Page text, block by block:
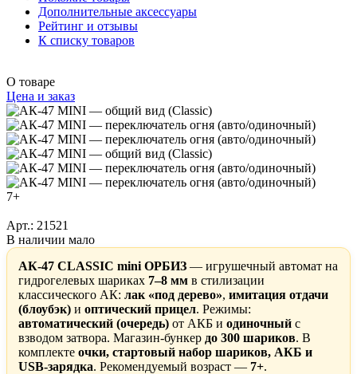
Дополнительные аксессуары
Рейтинг и отзывы
К списку товаров
О товаре
Цена и заказ
7+
Арт.: 21521
В наличии мало
АК-47 CLASSIC mini ОРБИЗ — игрушечный автомат на
гидрогелевых шариках 7–8 мм в стилизации
классического АК: лак «под дерево», имитация отдачи
(блоубэк) и оптический прицел. Режимы:
автоматический (очередь) от АКБ и одиночный с
взводом затвора. Магазин-бункер до 300 шариков. В
комплекте очки, стартовый набор шариков, АКБ и
USB-зарядка. Рекомендуемый возраст — 7+.